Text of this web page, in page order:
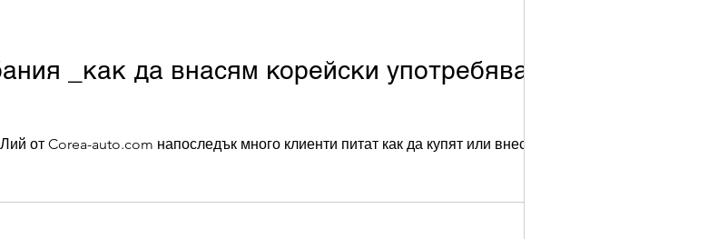
_как да внасям корейски употребяван
от Corea-auto.com напоследък много клиенти питат как да купят или внесат